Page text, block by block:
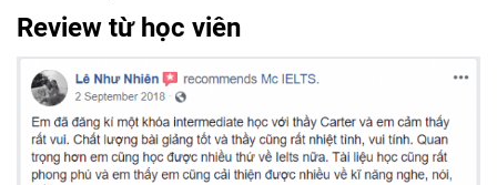
Review từ học viên